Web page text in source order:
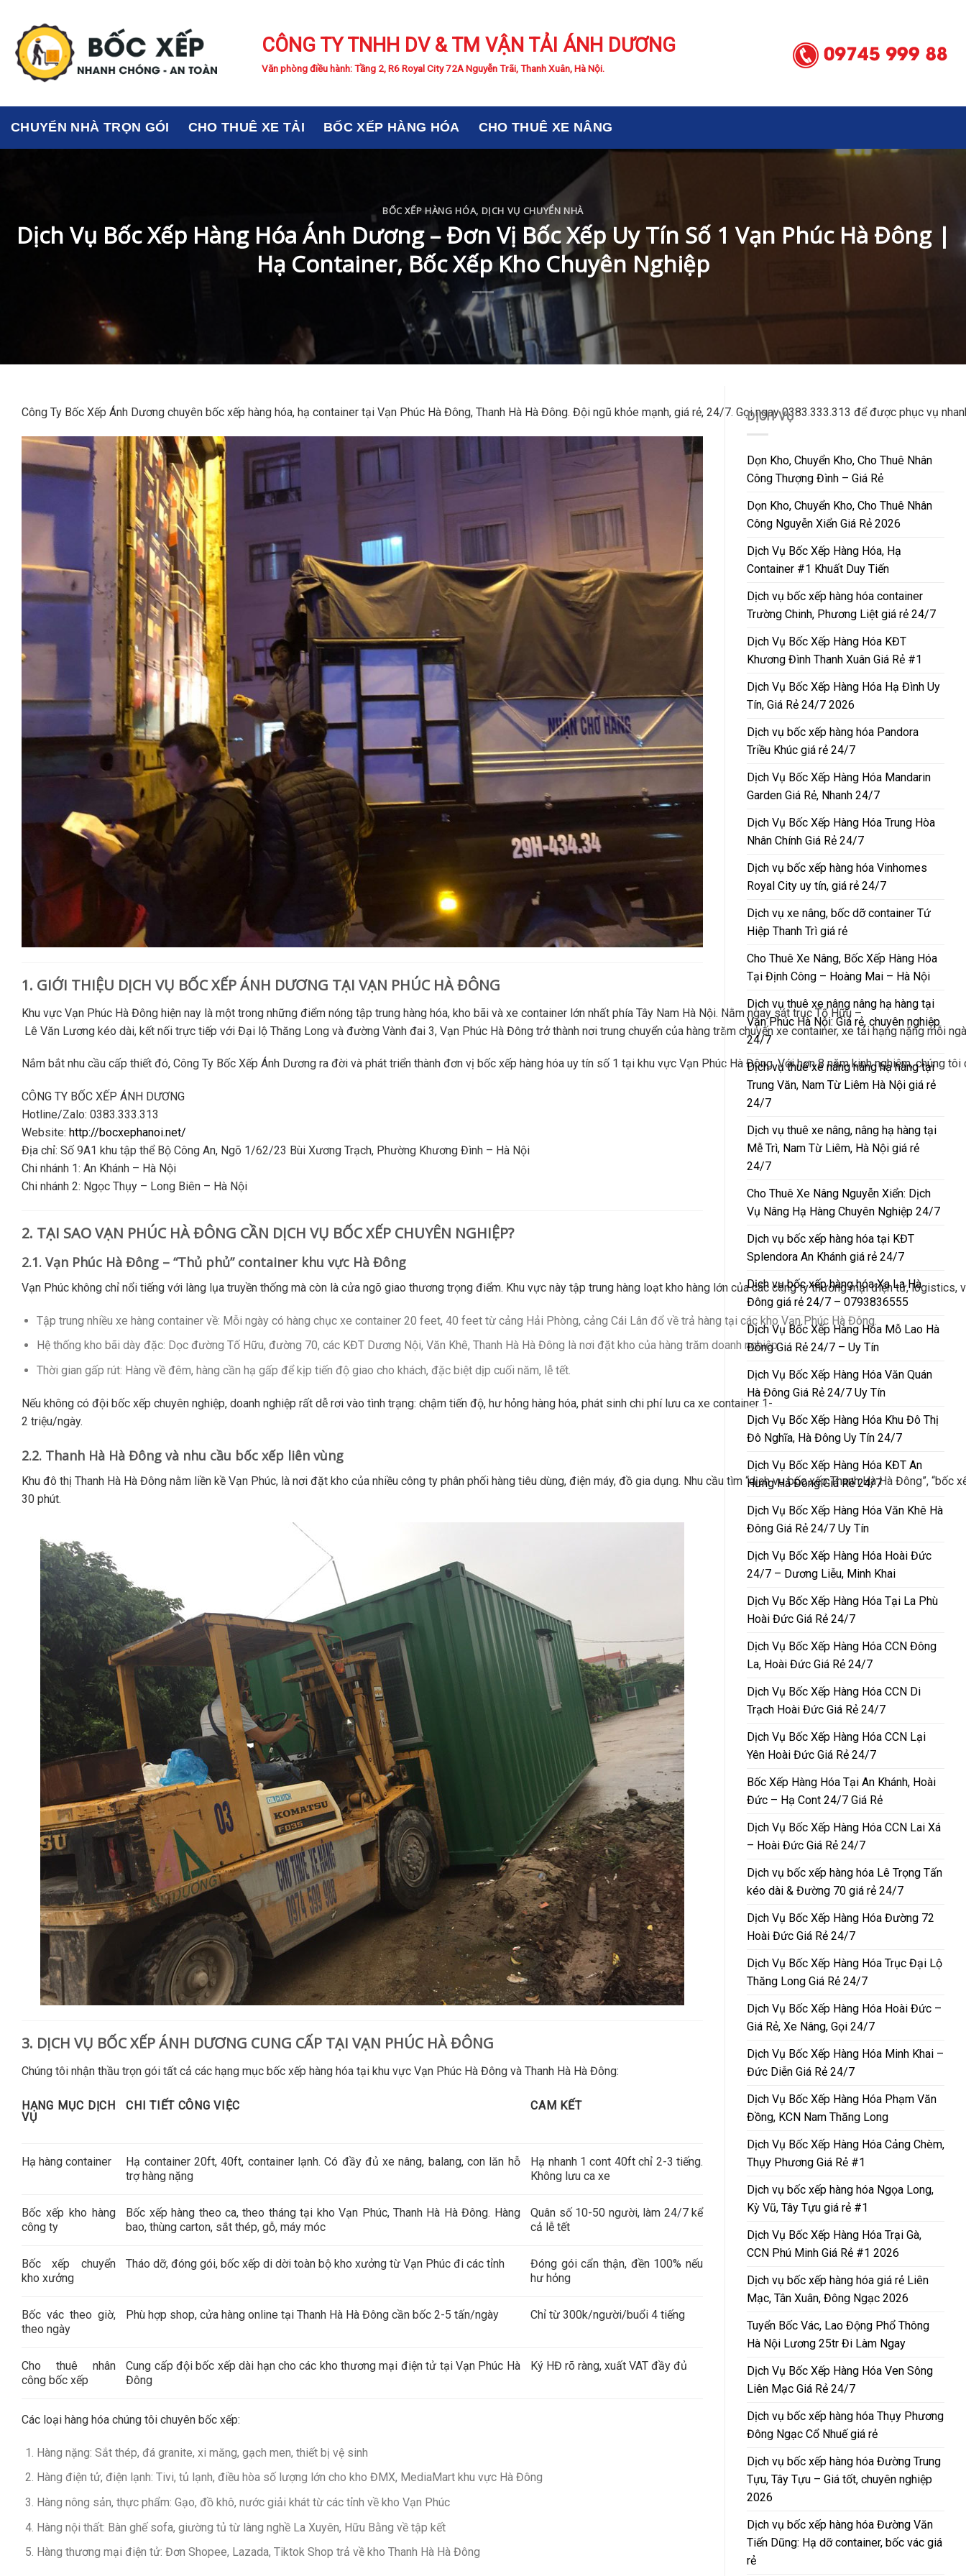
content
CÔNG TY TNHH DV & TM VẬN TẢI ÁNH DƯƠNG
Văn phòng điều hành: Tầng 2, R6 Royal City 72A Nguyễn Trãi, Thanh Xuân, Hà Nội.
CHUYỂN NHÀ TRỌN GÓI CHO THUÊ XE TẢI BỐC XẾP HÀNG HÓA CHO THUÊ XE NÂNG
BỐC XẾP HÀNG HÓA, DỊCH VỤ CHUYỂN NHÀ
Dịch Vụ Bốc Xếp Hàng Hóa Ánh Dương – Đơn Vị Bốc Xếp Uy Tín Số 1 Vạn Phúc Hà Đông |
Hạ Container, Bốc Xếp Kho Chuyên Nghiệp
Công Ty Bốc Xếp Ánh Dương chuyên bốc xếp hàng hóa, hạ container tại Vạn Phúc Hà Đông, Thanh Hà Hà Đông. Đội ngũ khỏe mạnh, giá rẻ, 24/7. Gọi ngay 0383.333.313 để được phục vụ
1. GIỚI THIỆU DỊCH VỤ BỐC XẾP ÁNH DƯƠNG TẠI VẠN PHÚC HÀ ĐÔNG
Khu vực Vạn Phúc Hà Đông hiện nay là một trong những điểm nóng tập trung hàng hóa, kho bãi và xe container lớn nhất phía Tây Nam Hà Nội. Nằm ngay sát trục Tố Hữu –
Lê Văn Lương kéo dài, kết nối trực tiếp với Đại lộ Thăng Long và đường Vành đai 3, Vạn Phúc Hà Đông trở thành nơi trung chuyển của hàng trăm chuyến xe container, xe tải hạng nặng mỗi
Nắm bắt nhu cầu cấp thiết đó, Công Ty Bốc Xếp Ánh Dương ra đời và phát triển thành đơn vị bốc xếp hàng hóa uy tín số 1 tại khu vực Vạn Phúc Hà Đông. Với hơn 8 năm kinh nghiệm, chúng
CÔNG TY BỐC XẾP ÁNH DƯƠNG
Hotline/Zalo: 0383.333.313
Website: http://bocxephanoi.net/
Địa chỉ: Số 9A1 khu tập thể Bộ Công An, Ngõ 1/62/23 Bùi Xương Trạch, Phường Khương Đình – Hà Nội
Chi nhánh 1: An Khánh – Hà Nội
Chi nhánh 2: Ngọc Thụy – Long Biên – Hà Nội
2. TẠI SAO VẠN PHÚC HÀ ĐÔNG CẦN DỊCH VỤ BỐC XẾP CHUYÊN NGHIỆP?
2.1. Vạn Phúc Hà Đông – “Thủ phủ” container khu vực Hà Đông
Vạn Phúc không chỉ nổi tiếng với làng lụa truyền thống mà còn là cửa ngõ giao thương trọng điểm. Khu vực này tập trung hàng loạt kho hàng lớn của các công ty thương mại điện tử,
Tập trung nhiều xe hàng container về: Mỗi ngày có hàng chục xe container 20 feet, 40 feet từ cảng Hải Phòng, cảng Cái Lân đổ về trả hàng tại các kho Vạn Phúc Hà Đông.
Hệ thống kho bãi dày đặc: Dọc đường Tố Hữu, đường 70, các KĐT Dương Nội, Văn Khê, Thanh Hà Hà Đông là nơi đặt kho của hàng trăm doanh nghiệp.
Thời gian gấp rút: Hàng về đêm, hàng cần hạ gấp để kịp tiến độ giao cho khách, đặc biệt dịp cuối năm, lễ tết.
Nếu không có đội bốc xếp chuyên nghiệp, doanh nghiệp rất dễ rơi vào tình trạng: chậm tiến độ, hư hỏng hàng hóa, phát sinh chi phí lưu ca xe container 1-
2 triệu/ngày.
2.2. Thanh Hà Hà Đông và nhu cầu bốc xếp liên vùng
Khu đô thị Thanh Hà Hà Đông nằm liền kề Vạn Phúc, là nơi đặt kho của nhiều công ty phân phối hàng tiêu dùng, điện máy, đồ gia dụng. Nhu cầu tìm “dịch vụ bốc xếp Thanh Hà Hà Đông”,
30 phút.
3. DỊCH VỤ BỐC XẾP ÁNH DƯƠNG CUNG CẤP TẠI VẠN PHÚC HÀ ĐÔNG
Chúng tôi nhận thầu trọn gói tất cả các hạng mục bốc xếp hàng hóa tại khu vực Vạn Phúc Hà Đông và Thanh Hà Hà Đông:
HẠNG MỤC DỊCH
VỤ
CHI TIẾT CÔNG VIỆC CAM KẾT
Hạ hàng container
Hạ container 20ft, 40ft, container lạnh. Có đầy đủ xe nâng, balang, con lăn hỗ
trợ hàng nặng
Hạ nhanh 1 cont 40ft chỉ 2-3 tiếng.
Không lưu ca xe
Bốc xếp kho hàng
công ty
Bốc xếp hàng theo ca, theo tháng tại kho Vạn Phúc, Thanh Hà Hà Đông. Hàng
bao, thùng carton, sắt thép, gỗ, máy móc
Quân số 10-50 người, làm 24/7 kể
cả lễ tết
Bốc xếp chuyển
kho xưởng
Tháo dỡ, đóng gói, bốc xếp di dời toàn bộ kho xưởng từ Vạn Phúc đi các tỉnh
Đóng gói cẩn thận, đền 100% nếu
hư hỏng
Bốc vác theo giờ,
theo ngày
Phù hợp shop, cửa hàng online tại Thanh Hà Hà Đông cần bốc 2-5 tấn/ngày Chỉ từ 300k/người/buổi 4 tiếng
Cho thuê nhân
công bốc xếp
Cung cấp đội bốc xếp dài hạn cho các kho thương mại điện tử tại Vạn Phúc Hà
Đông
Ký HĐ rõ ràng, xuất VAT đầy đủ
Các loại hàng hóa chúng tôi chuyên bốc xếp:
Hàng nặng: Sắt thép, đá granite, xi măng, gạch men, thiết bị vệ sinh
Hàng điện tử, điện lạnh: Tivi, tủ lạnh, điều hòa số lượng lớn cho kho ĐMX, MediaMart khu vực Hà Đông
Hàng nông sản, thực phẩm: Gạo, đồ khô, nước giải khát từ các tỉnh về kho Vạn Phúc
Hàng nội thất: Bàn ghế sofa, giường tủ từ làng nghề La Xuyên, Hữu Bằng về tập kết
Hàng thương mại điện tử: Đơn Shopee, Lazada, Tiktok Shop trả về kho Thanh Hà Hà Đông
DỊCH VỤ
Dọn Kho, Chuyển Kho, Cho Thuê Nhân
Công Thượng Đình – Giá Rẻ
Dọn Kho, Chuyển Kho, Cho Thuê Nhân
Công Nguyễn Xiển Giá Rẻ 2026
Dịch Vụ Bốc Xếp Hàng Hóa, Hạ
Container #1 Khuất Duy Tiến
Dịch vụ bốc xếp hàng hóa container
Trường Chinh, Phương Liệt giá rẻ 24/7
Dịch Vụ Bốc Xếp Hàng Hóa KĐT
Khương Đình Thanh Xuân Giá Rẻ #1
Dịch Vụ Bốc Xếp Hàng Hóa Hạ Đình Uy
Tín, Giá Rẻ 24/7 2026
Dịch vụ bốc xếp hàng hóa Pandora
Triều Khúc giá rẻ 24/7
Dịch Vụ Bốc Xếp Hàng Hóa Mandarin
Garden Giá Rẻ, Nhanh 24/7
Dịch Vụ Bốc Xếp Hàng Hóa Trung Hòa
Nhân Chính Giá Rẻ 24/7
Dịch vụ bốc xếp hàng hóa Vinhomes
Royal City uy tín, giá rẻ 24/7
Dịch vụ xe nâng, bốc dỡ container Tứ
Hiệp Thanh Trì giá rẻ
Cho Thuê Xe Nâng, Bốc Xếp Hàng Hóa
Tại Định Công – Hoàng Mai – Hà Nội
Dịch vụ thuê xe nâng nâng hạ hàng tại
Vạn Phúc Hà Nội: Giá rẻ, chuyên nghiệp
24/7
Dịch vụ thuê xe nâng nâng hạ hàng tại
Trung Văn, Nam Từ Liêm Hà Nội giá rẻ
24/7
Dịch vụ thuê xe nâng, nâng hạ hàng tại
Mễ Trì, Nam Từ Liêm, Hà Nội giá rẻ
24/7
Cho Thuê Xe Nâng Nguyễn Xiển: Dịch
Vụ Nâng Hạ Hàng Chuyên Nghiệp 24/7
Dịch vụ bốc xếp hàng hóa tại KĐT
Splendora An Khánh giá rẻ 24/7
Dịch vụ bốc xếp hàng hóa Xa La Hà
Đông giá rẻ 24/7 – 0793836555
Dịch Vụ Bốc Xếp Hàng Hóa Mỗ Lao Hà
Đông Giá Rẻ 24/7 – Uy Tín
Dịch Vụ Bốc Xếp Hàng Hóa Văn Quán
Hà Đông Giá Rẻ 24/7 Uy Tín
Dịch Vụ Bốc Xếp Hàng Hóa Khu Đô Thị
Đô Nghĩa, Hà Đông Uy Tín 24/7
Dịch Vụ Bốc Xếp Hàng Hóa KĐT An
Hưng Hà Đông Giá Rẻ 24/7
Dịch Vụ Bốc Xếp Hàng Hóa Văn Khê Hà
Đông Giá Rẻ 24/7 Uy Tín
Dịch Vụ Bốc Xếp Hàng Hóa Hoài Đức
24/7 – Dương Liễu, Minh Khai
Dịch Vụ Bốc Xếp Hàng Hóa Tại La Phù
Hoài Đức Giá Rẻ 24/7
Dịch Vụ Bốc Xếp Hàng Hóa CCN Đông
La, Hoài Đức Giá Rẻ 24/7
Dịch Vụ Bốc Xếp Hàng Hóa CCN Di
Trạch Hoài Đức Giá Rẻ 24/7
Dịch Vụ Bốc Xếp Hàng Hóa CCN Lại
Yên Hoài Đức Giá Rẻ 24/7
Bốc Xếp Hàng Hóa Tại An Khánh, Hoài
Đức – Hạ Cont 24/7 Giá Rẻ
Dịch Vụ Bốc Xếp Hàng Hóa CCN Lai Xá
– Hoài Đức Giá Rẻ 24/7
Dịch vụ bốc xếp hàng hóa Lê Trọng Tấn
kéo dài & Đường 70 giá rẻ 24/7
Dịch Vụ Bốc Xếp Hàng Hóa Đường 72
Hoài Đức Giá Rẻ 24/7
Dịch Vụ Bốc Xếp Hàng Hóa Trục Đại Lộ
Thăng Long Giá Rẻ 24/7
Dịch Vụ Bốc Xếp Hàng Hóa Hoài Đức –
Giá Rẻ, Xe Nâng, Gọi 24/7
Dịch Vụ Bốc Xếp Hàng Hóa Minh Khai –
Đức Diễn Giá Rẻ 24/7
Dịch Vụ Bốc Xếp Hàng Hóa Phạm Văn
Đồng, KCN Nam Thăng Long
Dịch Vụ Bốc Xếp Hàng Hóa Cảng Chèm,
Thụy Phương Giá Rẻ #1
Dịch vụ bốc xếp hàng hóa Ngọa Long,
Kỳ Vũ, Tây Tựu giá rẻ #1
Dịch Vụ Bốc Xếp Hàng Hóa Trại Gà,
CCN Phú Minh Giá Rẻ #1 2026
Dịch vụ bốc xếp hàng hóa giá rẻ Liên
Mạc, Tân Xuân, Đông Ngạc 2026
Tuyển Bốc Vác, Lao Động Phổ Thông
Hà Nội Lương 25tr Đi Làm Ngay
Dịch Vụ Bốc Xếp Hàng Hóa Ven Sông
Liên Mạc Giá Rẻ 24/7
Dịch vụ bốc xếp hàng hóa Thụy Phương
Đông Ngạc Cổ Nhuế giá rẻ
Dịch vụ bốc xếp hàng hóa Đường Trung
Tựu, Tây Tựu – Giá tốt, chuyên nghiệp
2026
Dịch vụ bốc xếp hàng hóa Đường Văn
Tiến Dũng: Hạ dỡ container, bốc vác giá
rẻ